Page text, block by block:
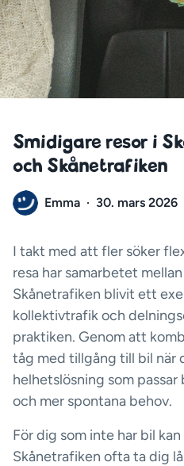
Smidigare resor i
och Skånetrafiken
Emma · 30. mars 2026
I takt med att fler söker
resa har samarbetet
Skånetrafiken blivit ett
kollektivtrafik och
praktiken. Genom att
tåg med tillgång till bil när
helhetslösning som
och mer spontana behov.
För dig som inte har bil
Skånetrafiken ofta ta dig